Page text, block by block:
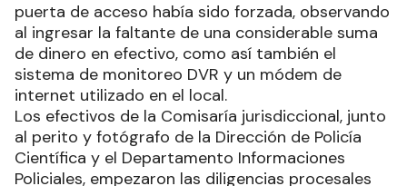
puerta de acceso había sido forzada, observando
al ingresar la faltante de una considerable suma
de dinero en efectivo, como así también el
sistema de monitoreo DVR y un módem de
internet utilizado en el local.
Los efectivos de la Comisaría jurisdiccional, junto
al perito y fotógrafo de la Dirección de Policía
Científica y el Departamento Informaciones
Policiales, empezaron las diligencias procesales